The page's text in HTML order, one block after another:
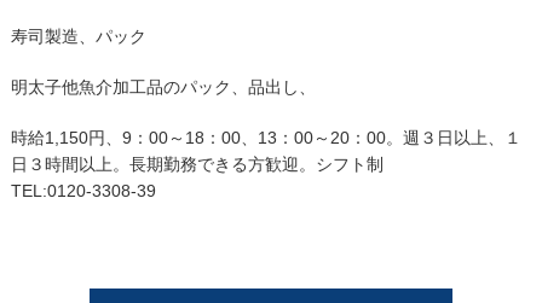
寿司製造、パック
明太子他魚介加工品のパック、品出し、
時給1,150円、9：00～18：00、13：00～20：00。週３日以上、１
日３時間以上。長期勤務できる方歓迎。シフト制
TEL:0120-3308-39